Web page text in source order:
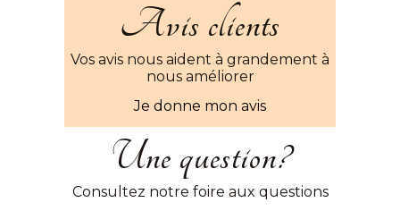
Avis clients
Vos avis nous aident à grandement à
nous améliorer
Je donne mon avis
Une question?
Consultez notre foire aux questions